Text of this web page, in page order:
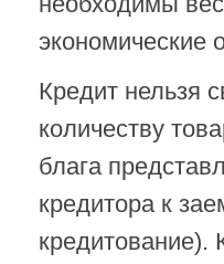
экономические
Кредит нельзя
количеству
блага
кредитора к
кредитование).